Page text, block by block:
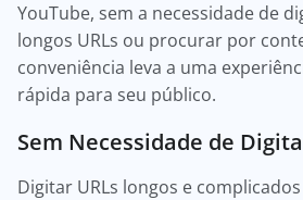
YouTube, sem a necessidade de
longos URLs ou procurar por
conveniência leva a uma
rápida para seu público.
Sem Necessidade de
Digitar URLs longos e